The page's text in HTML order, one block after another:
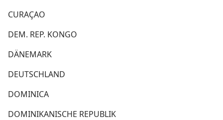
CURAÇAO
DEM. REP. KONGO
DÄNEMARK
DEUTSCHLAND
DOMINICA
DOMINIKANISCHE REPUBLIK